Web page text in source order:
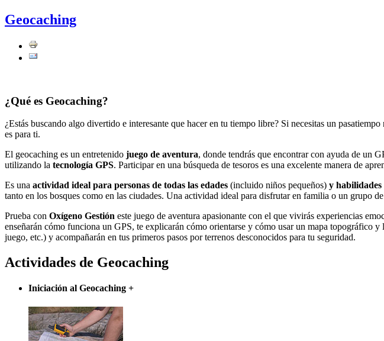
Geocaching
¿Qué es Geocaching?
¿Estás buscando algo divertido e interesante que hacer en tu tiempo libre? Si necesitas un
es para ti.
El geocaching es un entretenido juego de aventura, donde tendrás que encontrar con ayuda de un
utilizando la tecnología GPS. Participar en una búsqueda de tesoros es una excelente manera de
Es una actividad ideal para personas de todas las edades (incluido niños pequeños) y habilidades
tanto en los bosques como en las ciudades. Una actividad ideal para disfrutar en familia o un grupo
Prueba con Oxígeno Gestión este juego de aventura apasionante con el que vivirás experiencias
enseñarán cómo funciona un GPS, te explicarán cómo orientarse y cómo usar un mapa topográfico
juego, etc.) y acompañarán en tus primeros pasos por terrenos desconocidos para tu seguridad.
Actividades de Geocaching
Iniciación al Geocaching +